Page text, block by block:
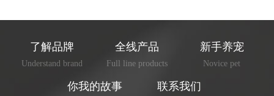
了解品牌
Understand brand
全线产品
Full line products
新手养宠
Novice pet
你我的故事 联系我们